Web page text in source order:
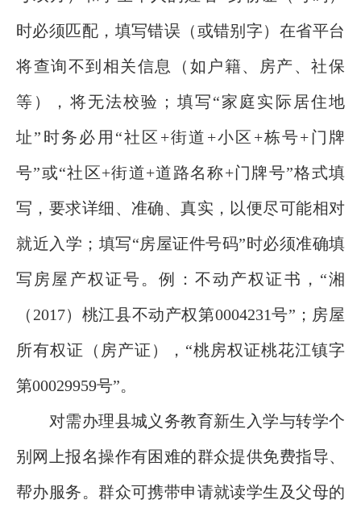
时必须匹配，填写错误（或错别字）在省平台
将查询不到相关信息（如户籍、房产、社保
等），将无法校验；填写“家庭实际居住地
址”时务必用“社区+街道+小区+栋号+门牌
号”或“社区+街道+道路名称+门牌号”格式填
写，要求详细、准确、真实，以便尽可能相对
就近入学；填写“房屋证件号码”时必须准确填
写房屋产权证号。例：不动产权证书，“湘
（2017）桃江县不动产权第0004231号”；房屋
所有权证（房产证），“桃房权证桃花江镇字
第00029959号”。
对需办理县城义务教育新生入学与转学个
别网上报名操作有困难的群众提供免费指导、
帮办服务。群众可携带申请就读学生及父母的